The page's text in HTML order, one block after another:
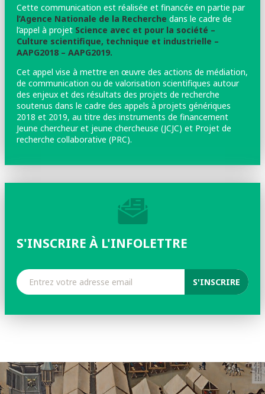
Cette communication est réalisée et financée en partie par
l’Agence Nationale de la Recherche dans le cadre de
l’appel à projet Science avec et pour la société –
Culture scientifique, technique et industrielle –
AAPG2018 – AAPG2019.
Cet appel vise à mettre en œuvre des actions de médiation,
de communication ou de valorisation scientifiques autour
des enjeux et des résultats des projets de recherche
soutenus dans le cadre des appels à projets génériques
2018 et 2019, au titre des instruments de financement
Jeune chercheur et jeune chercheuse (JCJC) et Projet de
recherche collaborative (PRC).
S'INSCRIRE À L'INFOLETTRE